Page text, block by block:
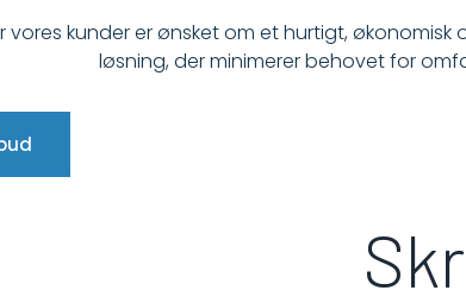
vores kunder er ønsket om et hurtigt,
løsning, der minimerer behovet for